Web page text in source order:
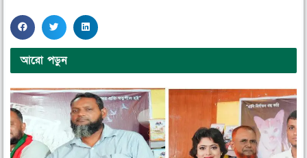
S
h
e
o
n
f
a
S
h
a
e
w
S
h
e
o
n
l
আরো পড়ুন